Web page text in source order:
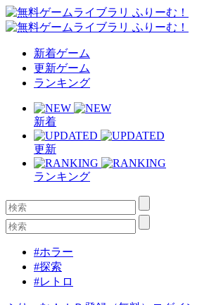
新着ゲーム
更新ゲーム
ランキング
新着
更新
ランキング
#ホラー
#探索
#レトロ